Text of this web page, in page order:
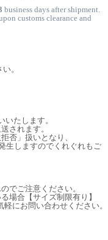
business days after shipment.
customs clearance and
。
いたします。
されます。
否」扱いとなり、
生しますのでくれぐれもご
でご注意ください。
場合【サイズ制限有り】
にお問い合わせください。